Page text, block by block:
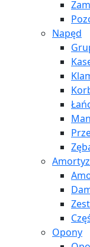
Napęd
Opony